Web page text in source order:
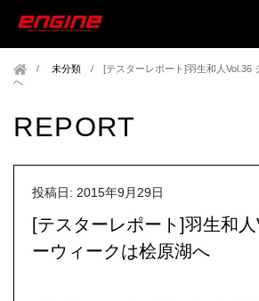
未分類 /[テスターレポート]羽生和人Vol.36
へ
REPORT
投稿日: 2015年9月29日
[テスターレポート]羽生和
ーウィークは桧原湖へ